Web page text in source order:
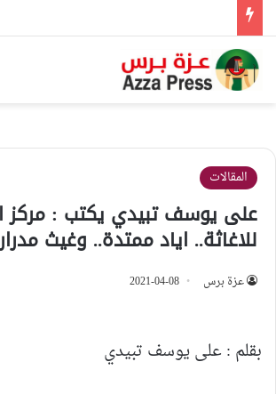
المقالات
على يوسف تبيدي يكتب : مركز
للاغاثة.. اياد ممتدة.. وغيث مدرار
عزة برس 2021-04-08
بقلم : على يوسف تبيدي